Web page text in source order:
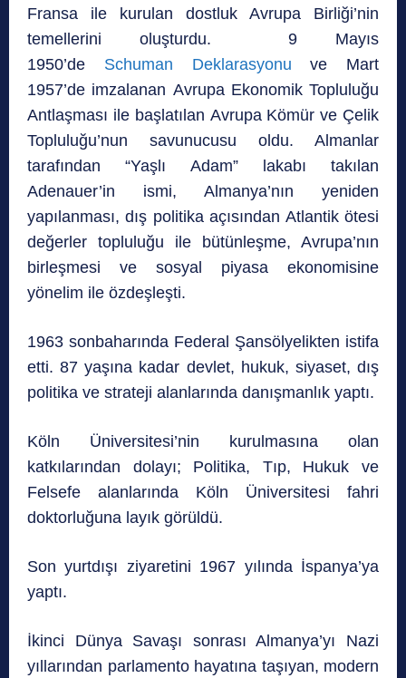
Fransa ile kurulan dostluk Avrupa Birliği’nin
temellerini oluşturdu. 9 Mayıs
1950’de Schuman Deklarasyonu ve Mart
1957’de imzalanan Avrupa Ekonomik Topluluğu
Antlaşması ile başlatılan Avrupa Kömür ve Çelik
Topluluğu’nun savunucusu oldu. Almanlar
tarafından “Yaşlı Adam” lakabı takılan
Adenauer’in ismi, Almanya’nın yeniden
yapılanması, dış politika açısından Atlantik ötesi
değerler topluluğu ile bütünleşme, Avrupa’nın
birleşmesi ve sosyal piyasa ekonomisine
yönelim ile özdeşleşti.
1963 sonbaharında Federal Şansölyelikten istifa
etti. 87 yaşına kadar devlet, hukuk, siyaset, dış
politika ve strateji alanlarında danışmanlık yaptı.
Köln Üniversitesi’nin kurulmasına olan
katkılarından dolayı; Politika, Tıp, Hukuk ve
Felsefe alanlarında Köln Üniversitesi fahri
doktorluğuna layık görüldü.
Son yurtdışı ziyaretini 1967 yılında İspanya’ya
yaptı.
İkinci Dünya Savaşı sonrası Almanya’yı Nazi
yıllarından parlamento hayatına taşıyan, modern